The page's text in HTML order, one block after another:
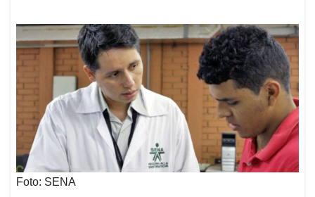
Foto: SENA